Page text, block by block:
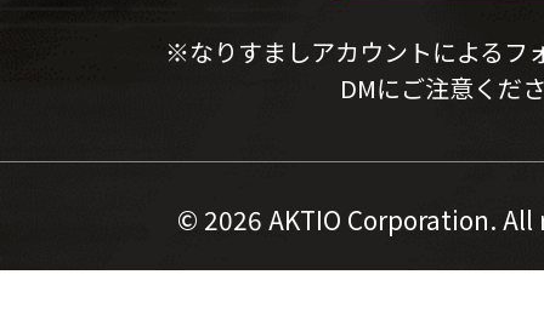
※なりすましアカウントによるフ
DMにご注意くだ
© 2026 AKTIO Corporation.